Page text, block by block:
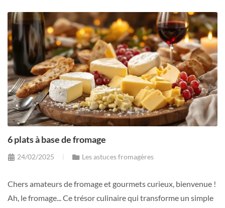
6 plats à base de fromage
24/02/2025 Les astuces fromagères
Chers amateurs de fromage et gourmets curieux, bienvenue !
Ah, le fromage... Ce trésor culinaire qui transforme un simple